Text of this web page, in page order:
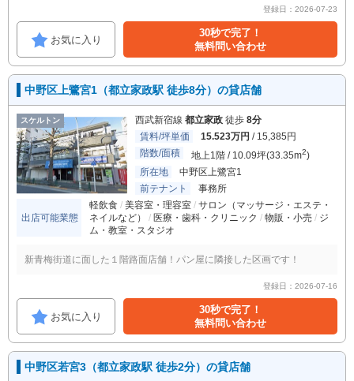
登録日：2026-07-23
お気に入り
30秒で完了！
無料問い合わせ
中野区上鷺宮1（都立家政駅 徒歩8分）の貸店舗
スケルトン 西武新宿線 都立家政 徒歩 8分
賃料/坪単価
15.523万円 / 15,385円
階数/面積
地上1階 / 10.09坪(33.35m2)
所在地
中野区上鷺宮1
前テナント
事務所
出店可能業態
軽飲食 美容室・理容室
サロン（マッサージ・エステ・
ネイルなど）
医療・歯科・クリニック 物販・小売
ジ
ム・教室・スタジオ
新青梅街道に面した１階路面店舗！パン屋に隣接した区画です！
登録日：2026-07-16
お気に入り
30秒で完了！
無料問い合わせ
中野区若宮3（都立家政駅 徒歩2分）の貸店舗